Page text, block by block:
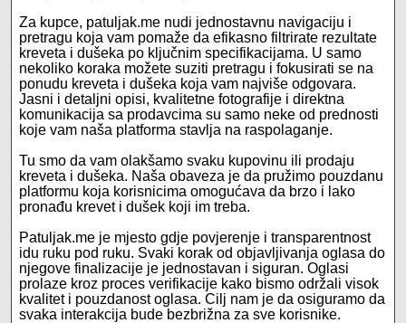
Za kupce, patuljak.me nudi jednostavnu navigaciju i
pretragu koja vam pomaže da efikasno filtrirate rezultate
kreveta i dušeka po ključnim specifikacijama. U samo
nekoliko koraka možete suziti pretragu i fokusirati se na
ponudu kreveta i dušeka koja vam najviše odgovara.
Jasni i detaljni opisi, kvalitetne fotografije i direktna
komunikacija sa prodavcima su samo neke od prednosti
koje vam naša platforma stavlja na raspolaganje.
Tu smo da vam olakšamo svaku kupovinu ili prodaju
kreveta i dušeka. Naša obaveza je da pružimo pouzdanu
platformu koja korisnicima omogućava da brzo i lako
pronađu krevet i dušek koji im treba.
Patuljak.me je mjesto gdje povjerenje i transparentnost
idu ruku pod ruku. Svaki korak od objavljivanja oglasa do
njegove finalizacije je jednostavan i siguran. Oglasi
prolaze kroz proces verifikacije kako bismo održali visok
kvalitet i pouzdanost oglasa. Cilj nam je da osiguramo da
svaka interakcija bude bezbrižna za sve korisnike.